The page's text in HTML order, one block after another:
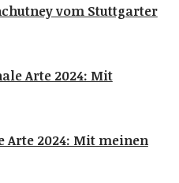
vom Stuttgarter
Arte 2024: Mit
Arte 2024: Mit meinen